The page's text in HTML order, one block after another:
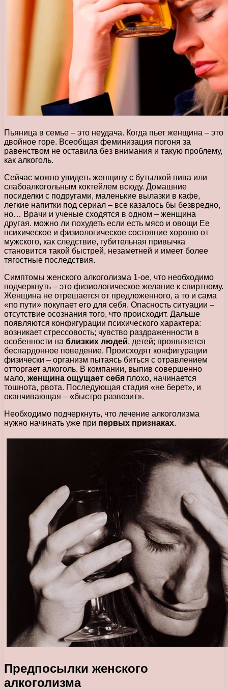
Пьяница в семье – это неудача. Когда пьет женщина – это
двойное горе. Всеобщая феминизация погоня за
равенством не оставила без внимания и такую проблему,
как алкоголь.
Сейчас можно увидеть женщину с бутылкой пива или
слабоалкогольным коктейлем всюду. Домашние
посиделки с подругами, маленькие вылазки в кафе,
легкие напитки под сериал – все казалось бы безвредно,
но… Врачи и ученые сходятся в одном – женщина
другая. можно ли похудеть если есть мясо и овощи Ее
психическое и физиологическое состояние хорошо от
мужского, как следствие, губительная привычка
становится такой быстрей, незаметней и имеет более
тягостные последствия.
Симптомы женского алкоголизма 1-ое, что необходимо
подчеркнуть – это физиологическое желание к спиртному.
Женщина не отрешается от предложенного, а то и сама
«по пути» покупает его для себя. Опасность ситуации –
отсутствие осознания того, что происходит. Дальше
появляются конфигурации психического характера:
возникает стрессовость; чувство раздраженности в
особенности на близких людей, детей; проявляется
беспардонное поведение. Происходят конфигурации
физически – организм пытаясь биться с отравлением
отторгает алкоголь. В компании, выпив совершенно
мало, женщина ощущает себя плохо, начинается
тошнота, рвота. Последующая стадия «не берет», и
оканчивающая – «быстро развозит».
Необходимо подчеркнуть, что лечение алкоголизма
нужно начинать уже при первых признаках.
Предпосылки женского
алкоголизма